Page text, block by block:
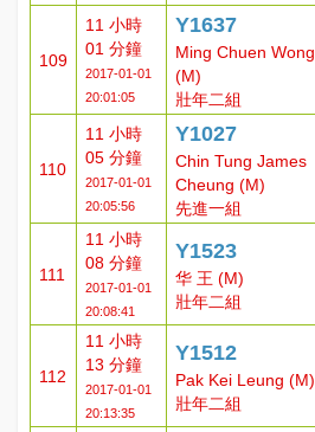
109
11 小時
01 分鐘
2017-01-01
20:01:05
Y1637
Ming Chuen Wong
(M)
壯年二組
110
11 小時
05 分鐘
2017-01-01
20:05:56
Y1027
Chin Tung James
Cheung (M)
先進一組
111
11 小時
08 分鐘
2017-01-01
20:08:41
Y1523
华 王 (M)
壯年二組
112
11 小時
13 分鐘
2017-01-01
20:13:35
Y1512
Pak Kei Leung (M)
壯年二組